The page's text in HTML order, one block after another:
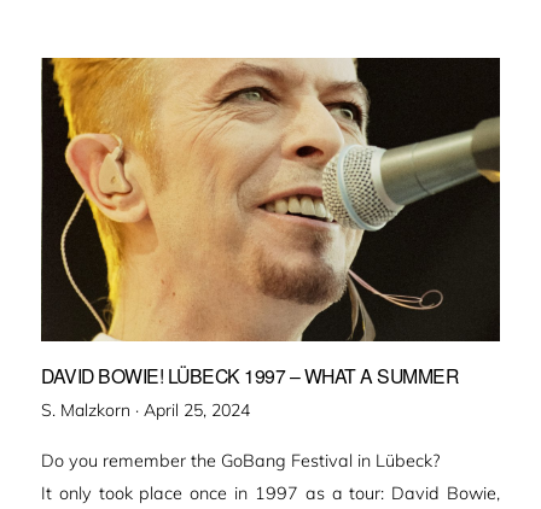
DAVID BOWIE! LÜBECK 1997 – WHAT A SUMMER
S. Malzkorn · Veröffentlicht
April 25, 2024
Do you remember the GoBang Festival in Lübeck?
It only took place once in 1997 as a tour: David Bowie,